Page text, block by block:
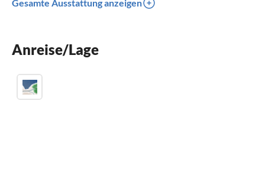
Balkon
Parkplatz
Gesamte Ausstattung anzeigen
Anreise/Lage